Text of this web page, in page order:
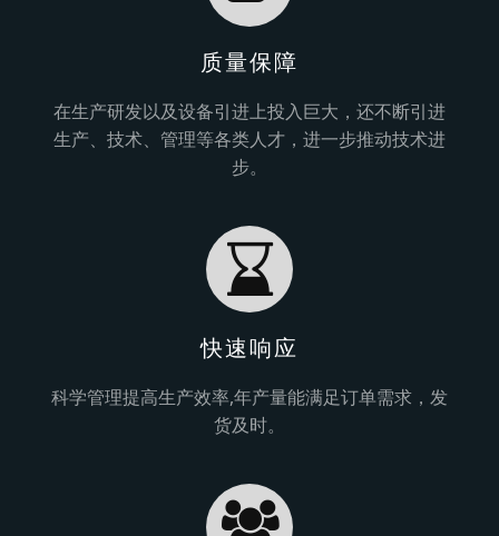
质量保障
在生产研发以及设备引进上投入巨大，还不断引进
生产、技术、管理等各类人才，进一步推动技术进
步。
快速响应
科学管理提高生产效率,年产量能满足订单需求，发
货及时。